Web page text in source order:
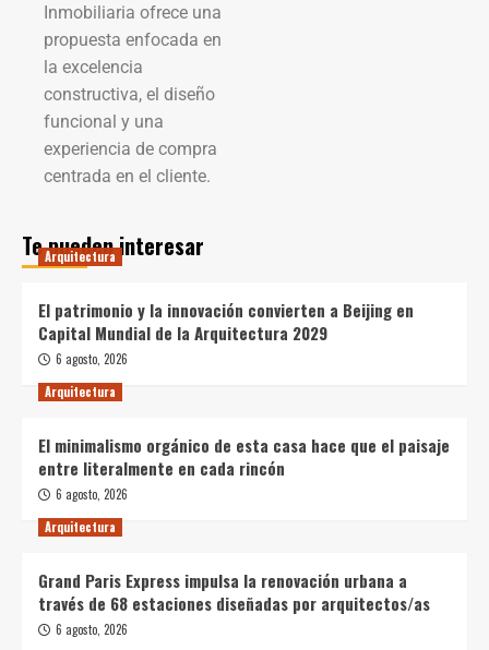
Inmobiliaria ofrece una
propuesta enfocada en
la excelencia
constructiva, el diseño
funcional y una
experiencia de compra
centrada en el cliente.
Te pueden interesar
Arquitectura
El patrimonio y la innovación convierten a Beijing en
Capital Mundial de la Arquitectura 2029
6 agosto, 2026
Arquitectura
El minimalismo orgánico de esta casa hace que el paisaje
entre literalmente en cada rincón
6 agosto, 2026
Arquitectura
Grand Paris Express impulsa la renovación urbana a
través de 68 estaciones diseñadas por arquitectos/as
6 agosto, 2026